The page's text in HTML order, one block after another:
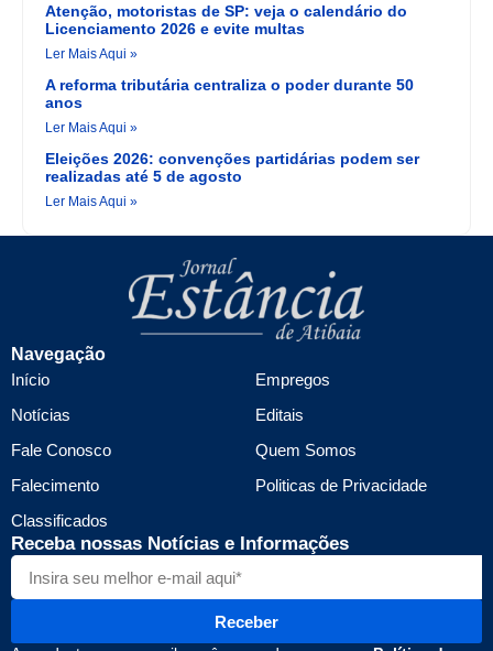
Atenção, motoristas de SP: veja o calendário do
Licenciamento 2026 e evite multas
Ler Mais Aqui »
A reforma tributária centraliza o poder durante 50
anos
Ler Mais Aqui »
Eleições 2026: convenções partidárias podem ser
realizadas até 5 de agosto
Ler Mais Aqui »
Navegação
Início
Notícias
Fale Conosco
Falecimento
Classificados
Empregos
Editais
Quem Somos
Politicas de Privacidade
Receba nossas Notícias e Informações
Receber